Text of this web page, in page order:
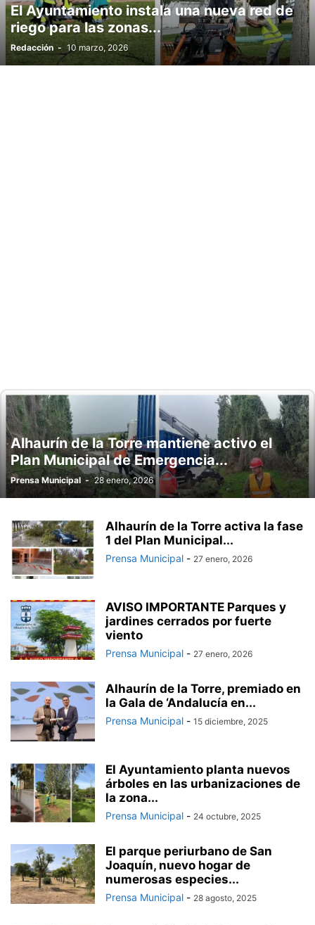
El Ayuntamiento instala una nueva red de
riego para las zonas...
Redacción - 10 marzo, 2026
Alhaurín de la Torre mantiene activo el
Plan Municipal de Emergencia...
Prensa Municipal - 28 enero, 2026
Alhaurín de la Torre activa la fase
1 del Plan Municipal...
Prensa Municipal - 27 enero, 2026
AVISO IMPORTANTE Parques y
jardines cerrados por fuerte
viento
Prensa Municipal - 27 enero, 2026
Alhaurín de la Torre, premiado en
la Gala de ‘Andalucía en...
Prensa Municipal - 15 diciembre, 2025
El Ayuntamiento planta nuevos
árboles en las urbanizaciones de
la zona...
Prensa Municipal - 24 octubre, 2025
El parque periurbano de San
Joaquín, nuevo hogar de
numerosas especies...
Prensa Municipal - 28 agosto, 2025